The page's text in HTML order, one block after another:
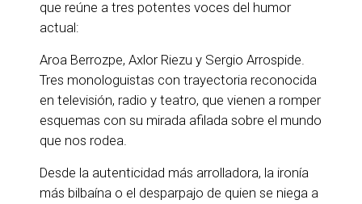
que reúne a tres potentes voces del humor
actual:
Aroa Berrozpe, Axlor Riezu y Sergio Arrospide.
Tres monologuistas con trayectoria reconocida
en televisión, radio y teatro, que vienen a romper
esquemas con su mirada afilada sobre el mundo
que nos rodea.
Desde la autenticidad más arrolladora, la ironía
más bilbaína o el desparpajo de quien se niega a